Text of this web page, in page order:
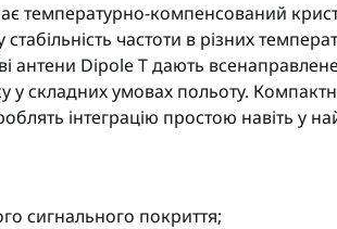
температурно-компенсований
частоти в різних
антени Dipole T дають всенаправлене
у складних умовах польоту.
інтеграцію простою навіть у
сигнального покриття;